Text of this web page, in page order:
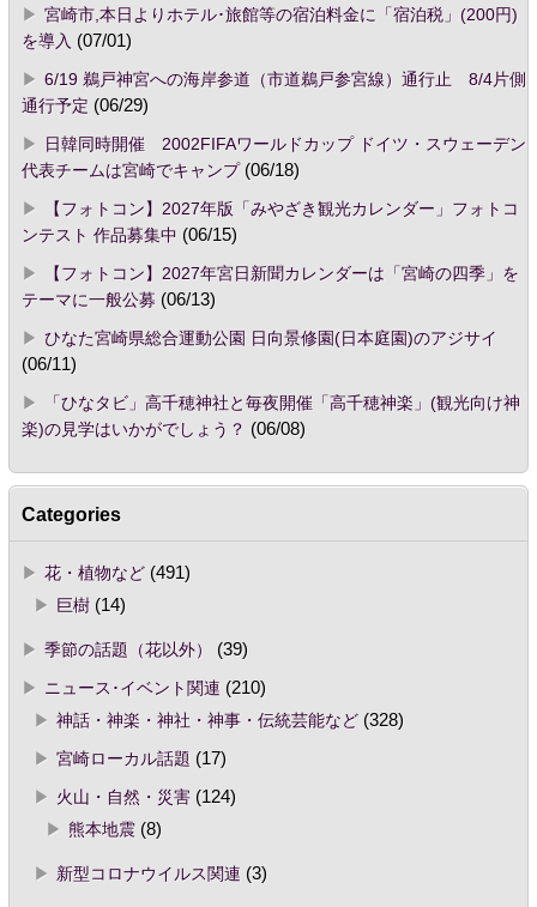
宮崎市,本日よりホテル･旅館等の宿泊料金に「宿泊税」(200円)
を導入 (07/01)
6/19 鵜戸神宮への海岸参道（市道鵜戸参宮線）通行止 8/4片側
通行予定 (06/29)
日韓同時開催 2002FIFAワールドカップ ドイツ・スウェーデン
代表チームは宮崎でキャンプ(06/18)
【フォトコン】2027年版「みやざき観光カレンダー」フォトコ
ンテスト 作品募集中 (06/15)
【フォトコン】2027年宮日新聞カレンダーは「宮崎の四季」を
テーマに一般公募 (06/13)
ひなた宮崎県総合運動公園 日向景修園(日本庭園)のアジサイ
(06/11)
「ひなタビ」高千穂神社と毎夜開催「高千穂神楽」(観光向け神
楽)の見学はいかがでしょう？ (06/08)
Categories
花・植物など(491)
巨樹(14)
季節の話題（花以外）
(39)
ニュース･イベント関連 (210)
神話・神楽・神社・神事・伝統芸能など(328)
宮崎ローカル話題 (17)
火山・自然・災害(124)
熊本地震(8)
新型コロナウイルス関連 (3)